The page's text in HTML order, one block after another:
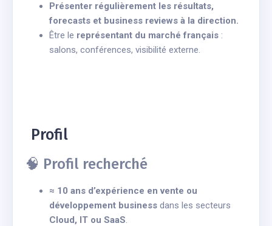
Présenter régulièrement les résultats,
forecasts et business reviews à la direction.
Être le représentant du marché français :
salons, conférences, visibilité externe.
Profil
🧠 Profil recherché
≈ 10 ans d’expérience en vente ou
développement business dans les secteurs
Cloud, IT ou SaaS.